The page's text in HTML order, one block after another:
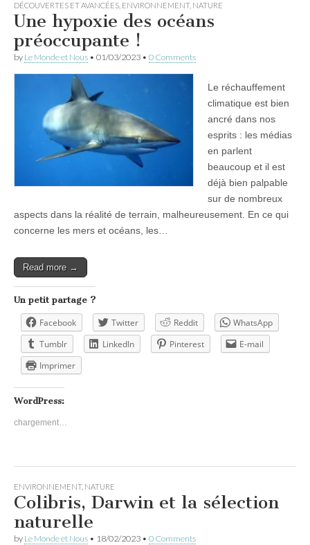
DÉCOUVERTES ET AVANCÉES ENVIRONNEMENT, NATURE
Une hypoxie des océans
préoccupante !
by Le Monde et Nous • 01/03/2023 • 0 Comments
Le réchauffement
climatique est bien
ancré dans nos
esprits : les médias
en parlent
beaucoup et il est
déjà bien palpable
sur de nombreux
aspects dans la réalité de terrain, malheureusement. En ce qui
concerne les mers et océans, les…
Read more →
Un petit partage ?
Facebook Twitter Reddit
WhatsApp
Tumblr
LinkedIn Pinterest
E-mail
Imprimer
WordPress:
chargement…
ENVIRONNEMENT, NATURE
Colibris, Darwin et la sélection
naturelle
by Le Monde et Nous • 18/02/2023 • 0 Comments